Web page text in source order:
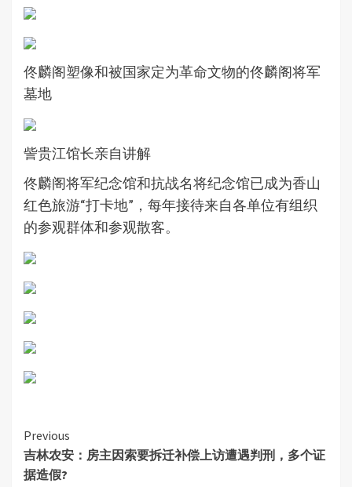
佟麟阁塑像和被国家定为革命文物的佟麟阁将军
墓地
訾贵江馆长亲自讲解
佟麟阁将军纪念馆和抗战名将纪念馆已成为香山
红色旅游“打卡地”，每年接待来自各单位有组织
的参观群体和参观散客。
Continue
Reading
Previous
吉林农安：房主因索要拆迁补偿上访遭遇判刑，多个证
据造假?